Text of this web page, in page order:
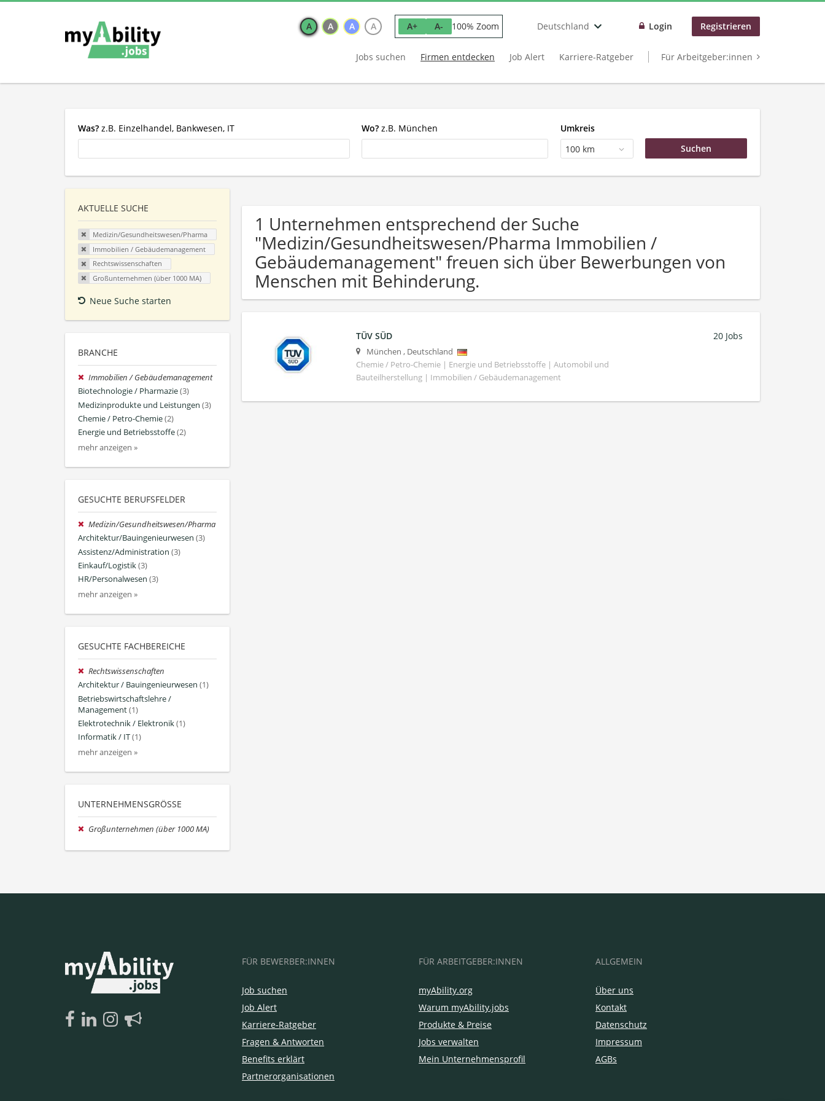
A A A A A+ A- 100% Zoom Deutschland Login Registrieren
Jobs suchen Firmen entdecken Job Alert Karriere-Ratgeber Für Arbeitgeber:innen
Was? z.B. Einzelhandel, Bankwesen, IT Wo? z.B. München
Umkreis
100 km
AKTUELLE SUCHE
Medizin/Gesundheitswesen/Pharma
Immobilien / Gebäudemanagement
Rechtswissenschaften
Großunternehmen (über 1000 MA)
Neue Suche starten
BRANCHE
Immobilien / Gebäudemanagement
Biotechnologie / Pharmazie(3)
Medizinprodukte und Leistungen (3)
Chemie / Petro-Chemie(2)
Energie und Betriebsstoffe(2)
mehr anzeigen »
GESUCHTE BERUFSFELDER
Medizin/Gesundheitswesen/Pharma
Architektur/Bauingenieurwesen (3)
Assistenz/Administration (3)
Einkauf/Logistik(3)
HR/Personalwesen (3)
mehr anzeigen »
GESUCHTE FACHBEREICHE
Rechtswissenschaften
Architektur / Bauingenieurwesen (1)
Betriebswirtschaftslehre /
Management(1)
Elektrotechnik / Elektronik(1)
Informatik / IT(1)
mehr anzeigen »
UNTERNEHMENSGRÖSSE
Großunternehmen (über 1000 MA)
1 Unternehmen entsprechend der Suche
"Medizin/Gesundheitswesen/Pharma Immobilien /
Gebäudemanagement" freuen sich über Bewerbungen von
Menschen mit Behinderung.
TÜV SÜD
München , Deutschland
Chemie / Petro-Chemie | Energie und Betriebsstoffe | Automobil und
Bauteilherstellung | Immobilien / Gebäudemanagement
20 Jobs
FÜR BEWERBER:INNEN
Job suchen
Job Alert
Karriere-Ratgeber
Fragen & Antworten
Benefits erklärt
Partnerorganisationen
FÜR ARBEITGEBER:INNEN
myAbility.org
Warum myAbility.jobs
Produkte & Preise
Jobs verwalten
Mein Unternehmensprofil
ALLGEMEIN
Über uns
Kontakt
Datenschutz
Impressum
AGBs